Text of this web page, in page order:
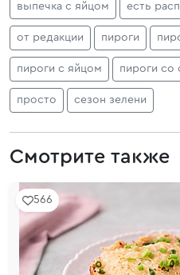
выпечка с яйцом есть
от редакции пироги
пироги с яйцом пироги со
просто сезон зелени
Смотрите также
566